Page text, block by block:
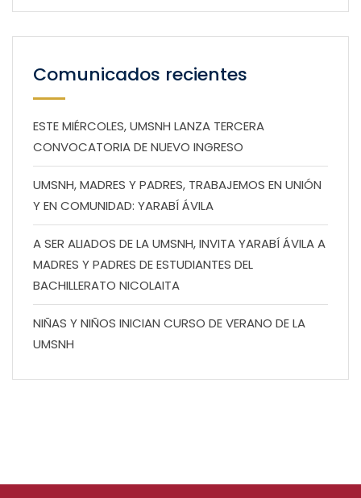
Comunicados recientes
ESTE MIÉRCOLES, UMSNH LANZA TERCERA
CONVOCATORIA DE NUEVO INGRESO
UMSNH, MADRES Y PADRES, TRABAJEMOS EN UNIÓN
Y EN COMUNIDAD: YARABÍ ÁVILA
A SER ALIADOS DE LA UMSNH, INVITA YARABÍ ÁVILA A
MADRES Y PADRES DE ESTUDIANTES DEL
BACHILLERATO NICOLAITA
NIÑAS Y NIÑOS INICIAN CURSO DE VERANO DE LA
UMSNH